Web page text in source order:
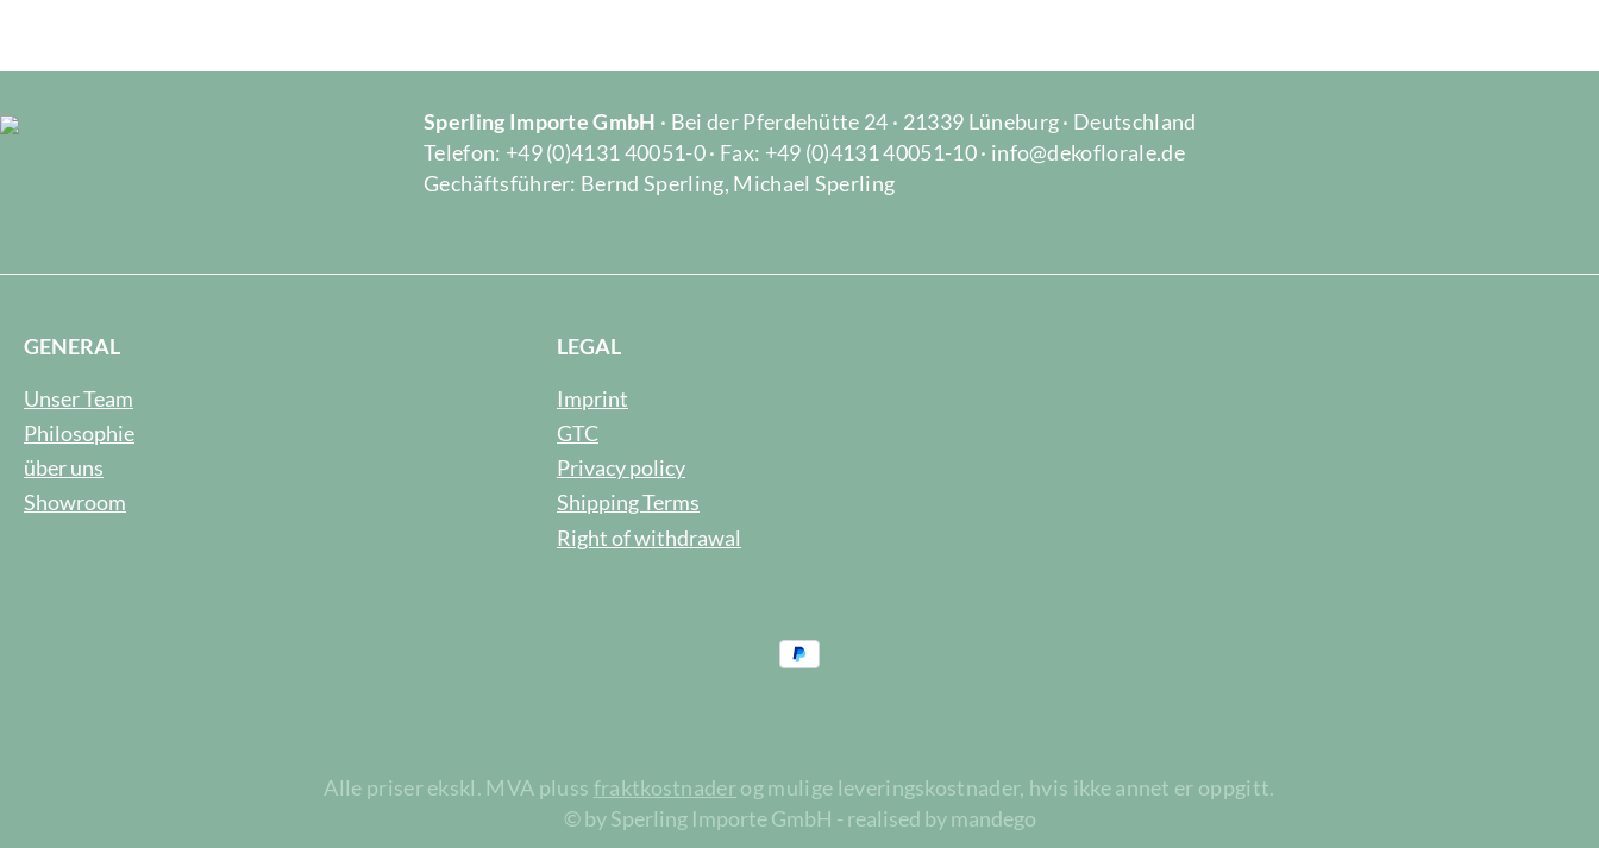
Sperling Importe GmbH · Bei der Pferdehütte 24 · 21339 Lüneburg · Deutschland
Telefon: +49 (0)4131 40051-0 · Fax: +49 (0)4131 40051-10 · info@dekoflorale.de
Gechäftsführer: Bernd Sperling, Michael Sperling
GENERAL
Unser Team
Philosophie
über uns
Showroom
LEGAL
Imprint
GTC
Privacy policy
Shipping Terms
Right of withdrawal
Alle priser ekskl. MVA pluss fraktkostnaderog mulige leveringskostnader, hvis ikke annet er oppgitt.
© by Sperling Importe GmbH - realised by mandego